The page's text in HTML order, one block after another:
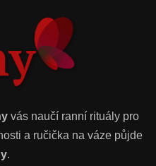
vás naučí ranní rituály pro
a ručička na váze půjde
.